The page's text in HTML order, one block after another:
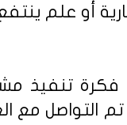
أو علم
فكرة تنفيذ
تم التواصل مع